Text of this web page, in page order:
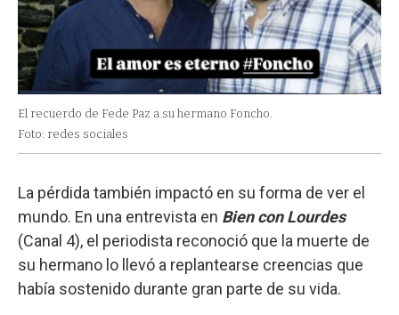
El recuerdo de Fede Paz a su hermano Foncho.
Foto: redes sociales
La pérdida también impactó en su forma de ver el
mundo. En una entrevista en Bien con Lourdes
(Canal 4), el periodista reconoció que la muerte de
su hermano lo llevó a replantearse creencias que
había sostenido durante gran parte de su vida.